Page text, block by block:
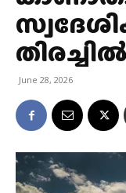
June 28, 2026